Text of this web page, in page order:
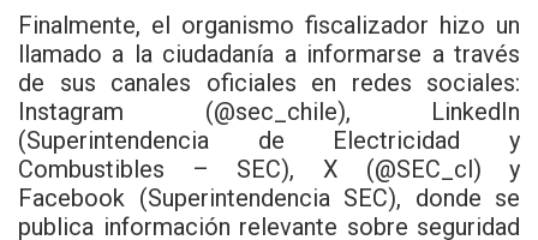
Finalmente, el organismo fiscalizador hizo un
llamado a la ciudadanía a informarse a través
de sus canales oficiales en redes sociales:
Instagram (@sec_chile), LinkedIn
(Superintendencia de Electricidad y
Combustibles – SEC), X (@SEC_cl) y
Facebook (Superintendencia SEC), donde se
publica información relevante sobre seguridad